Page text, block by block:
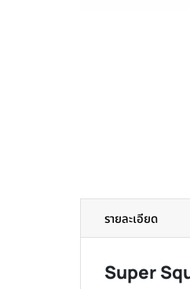
รายละเอียด
Super